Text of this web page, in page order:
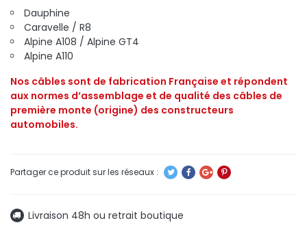
Dauphine
Caravelle / R8
Alpine A108 / Alpine GT4
Alpine A110
Nos câbles sont de fabrication Française et répondent
aux normes d’assemblage et de qualité des câbles de
première monte (origine) des constructeurs
automobiles.
Livraison 48h ou retrait boutique